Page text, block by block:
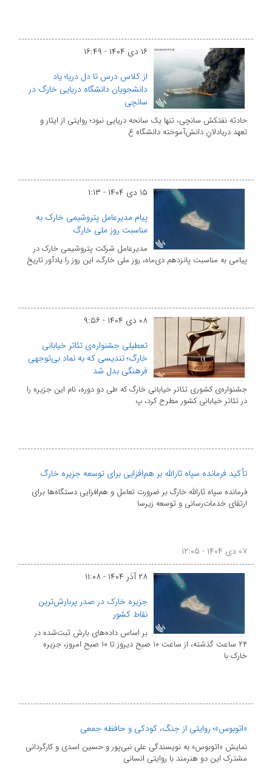
۱۶ دی ۱۴۰۴ - ۱۶:۴۹
از کلاس درس تا دل دریا؛ یاد
دانشجویان دانشگاه دریایی خارگ در
سانچی
حادثه نفتکش سانچی، تنها یک سانحه دریایی نبود؛ روایتی از ایثار و
تعهد دریادلانِ دانش‌آموخته دانشگاه ع
۱۵ دی ۱۴۰۴ - ۱:۱۳
پیام مدیرعامل پتروشیمی خارک به
مناسبت روز ملی خارگ
مدیرعامل شرکت پتروشیمی خارک در
پیامی به مناسبت پانزدهم دی‌ماه، روز ملی خارگ، این روز را یادآور تاریخ
۰۸ دی ۱۴۰۴ - ۹:۵۶
تعطیلی جشنواره‌ی تئاتر خیابانی
خارگ؛ تندیسی که به نماد بی‌توجهی
فرهنگی بدل شد
جشنواره‌ی کشوری تئاتر خیابانی خارگ که طی دو دوره، نام این جزیره را
در تئاتر خیابانی کشور مطرح کرد، پ
تأکید فرمانده سپاه ثارالله بر هم‌افزایی برای توسعه جزیره خارگ
فرمانده سپاه ثارالله خارگ بر ضرورت تعامل و هم‌افزایی دستگاه‌ها برای
ارتقای خدمات‌رسانی و توسعه زیرسا
۰۷ دی ۱۴۰۴ - ۱۲:۰۵
۲۸ آذر ۱۴۰۴ - ۱۱:۰۸
جزیره خارک در صدر پربارش‌ترین
نقاط کشور
بر اساس داده‌های بارش ثبت‌شده در
۲۴ ساعت گذشته، از ساعت ۱۰ صبح دیروز تا ۱۰ صبح امروز، جزیره
خارک با
«اتوبوس»؛ روایتی از جنگ، کودکی و حافظه جمعی
نمایش «اتوبوس» به نویسندگی علی نبی‌پور و حسین اسدی و کارگردانی
مشترک این دو هنرمند با روایتی انسانی